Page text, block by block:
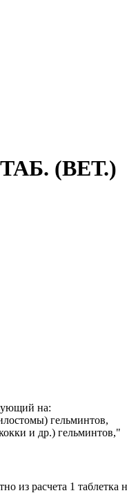
(ВЕТ.)
на:
гельминтов,
и др.) гельминтов,"
из расчета 1 таблетка